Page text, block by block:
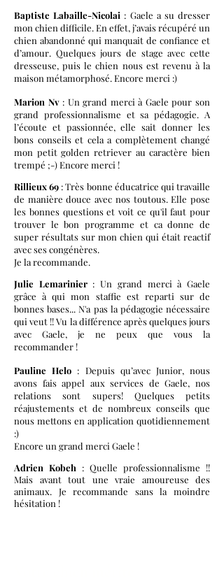
Baptiste Labaille-Nicolai : Gaele a su dresser
mon chien difficile. En effet, j’avais récupéré un
chien abandonné qui manquait de confiance et
d’amour. Quelques jours de stage avec cette
dresseuse, puis le chien nous est revenu à la
maison métamorphosé. Encore merci :)
Marion Nv : Un grand merci à Gaele pour son
grand professionnalisme et sa pédagogie. A
l’écoute et passionnée, elle sait donner les
bons conseils et cela a complètement changé
mon petit golden retriever au caractère bien
trempé ;-) Encore merci !
Rillieux 69 : Très bonne éducatrice qui travaille
de manière douce avec nos toutous. Elle pose
les bonnes questions et voit ce qu'il faut pour
trouver le bon programme et ca donne de
super résultats sur mon chien qui était reactif
avec ses congénères.
Je la recommande.
Julie Lemarinier : Un grand merci à Gaele
grâce à qui mon staffie est reparti sur de
bonnes bases... N'a pas la pédagogie nécessaire
qui veut !! Vu la différence après quelques jours
avec Gaele, je ne peux que vous la
recommander !
Pauline Helo : Depuis qu’avec Junior, nous
avons fais appel aux services de Gaele, nos
relations sont supers! Quelques petits
réajustements et de nombreux conseils que
nous mettons en application quotidiennement
:)
Encore un grand merci Gaele !
Adrien Kobeh : Quelle professionnalisme !!
Mais avant tout une vraie amoureuse des
animaux. Je recommande sans la moindre
hésitation !